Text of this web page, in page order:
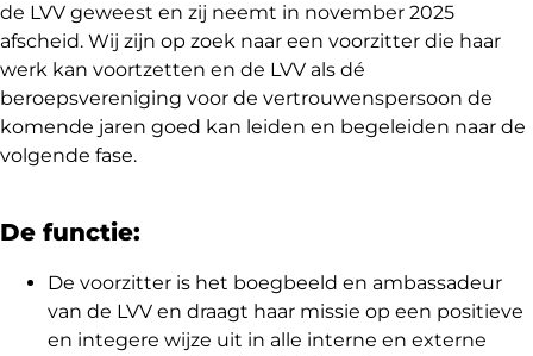
de LVV geweest en zij neemt in november 2025
afscheid. Wij zijn op zoek naar een voorzitter die haar
werk kan voortzetten en de LVV als dé
beroepsvereniging voor de vertrouwenspersoon de
komende jaren goed kan leiden en begeleiden naar de
volgende fase.
De functie:
De voorzitter is het boegbeeld en ambassadeur
van de LVV en draagt haar missie op een positieve
en integere wijze uit in alle interne en externe